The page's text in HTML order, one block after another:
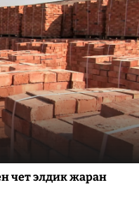
чет элдик жаран